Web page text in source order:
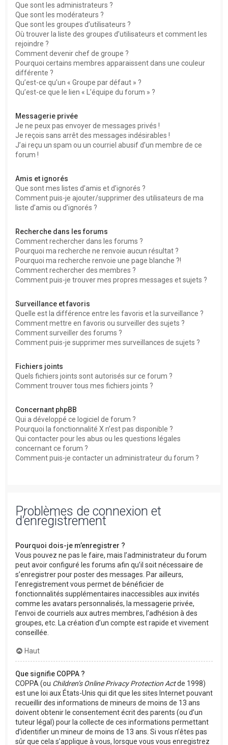
Que sont les administrateurs ?
Que sont les modérateurs ?
Que sont les groupes d’utilisateurs ?
Où trouver la liste des groupes d’utilisateurs et comment les
rejoindre ?
Comment devenir chef de groupe ?
Pourquoi certains membres apparaissent dans une couleur
différente ?
Qu’est-ce qu’un « Groupe par défaut » ?
Qu’est-ce que le lien « L’équipe du forum » ?
Messagerie privée
Je ne peux pas envoyer de messages privés !
Je reçois sans arrêt des messages indésirables !
J’ai reçu un spam ou un courriel abusif d’un membre de ce
forum !
Amis et ignorés
Que sont mes listes d’amis et d’ignorés ?
Comment puis-je ajouter/supprimer des utilisateurs de ma
liste d’amis ou d’ignorés ?
Recherche dans les forums
Comment rechercher dans les forums ?
Pourquoi ma recherche ne renvoie aucun résultat ?
Pourquoi ma recherche renvoie une page blanche ?!
Comment rechercher des membres ?
Comment puis-je trouver mes propres messages et sujets ?
Surveillance et favoris
Quelle est la différence entre les favoris et la surveillance ?
Comment mettre en favoris ou surveiller des sujets ?
Comment surveiller des forums ?
Comment puis-je supprimer mes surveillances de sujets ?
Fichiers joints
Quels fichiers joints sont autorisés sur ce forum ?
Comment trouver tous mes fichiers joints ?
Concernant phpBB
Qui a développé ce logiciel de forum ?
Pourquoi la fonctionnalité X n’est pas disponible ?
Qui contacter pour les abus ou les questions légales
concernant ce forum ?
Comment puis-je contacter un administrateur du forum ?
Problèmes de connexion et
d’enregistrement
Pourquoi dois-je m’enregistrer ?
Vous pouvez ne pas le faire, mais l’administrateur du forum
peut avoir configuré les forums afin qu’il soit nécessaire de
s’enregistrer pour poster des messages. Par ailleurs,
l’enregistrement vous permet de bénéficier de
fonctionnalités supplémentaires inaccessibles aux invités
comme les avatars personnalisés, la messagerie privée,
l’envoi de courriels aux autres membres, l’adhésion à des
groupes, etc. La création d’un compte est rapide et vivement
conseillée.
Haut
Que signifie COPPA ?
COPPA (ou Children’s Online Privacy Protection Actde 1998)
est une loi aux États-Unis qui dit que les sites Internet pouvant
recueillir des informations de mineurs de moins de 13 ans
doivent obtenir le consentement écrit des parents (ou d’un
tuteur légal) pour la collecte de ces informations permettant
d’identifier un mineur de moins de 13 ans. Si vous n’êtes pas
sûr que cela s’applique à vous, lorsque vous vous enregistrez